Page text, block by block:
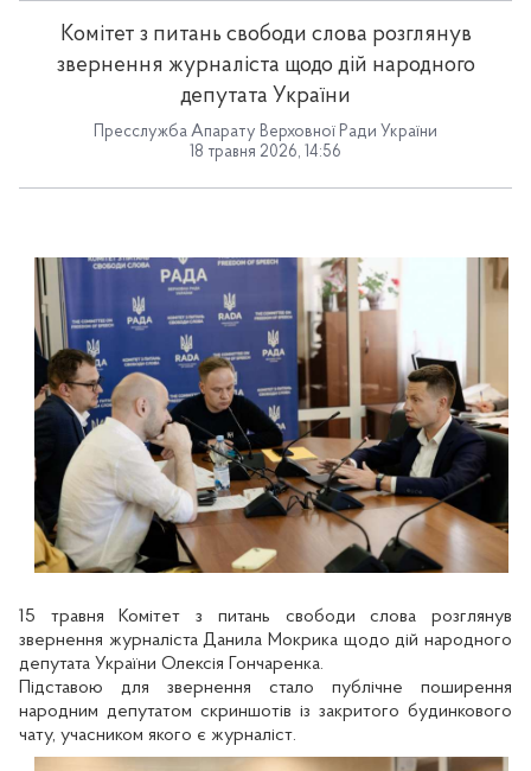
Комітет з питань свободи слова розглянув
звернення журналіста щодо дій народного
депутата України
Пресслужба Апарату Верховної Ради України
18 травня 2026, 14:56
15 травня Комітет з питань свободи слова розглянув
звернення журналіста Данила Мокрика щодо дій народного
депутата України Олексія Гончаренка.
Підставою для звернення стало публічне поширення
народним депутатом скриншотів із закритого будинкового
чату, учасником якого є журналіст.